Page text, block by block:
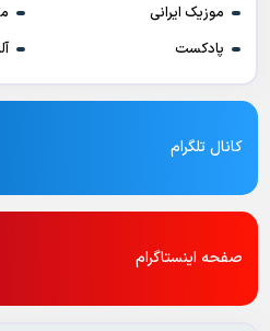
موزیک ایرانی
پادکست
کانال تلگرام
صفحه اینستاگرام